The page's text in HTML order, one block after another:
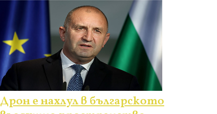
Дрон е нахлул в българското